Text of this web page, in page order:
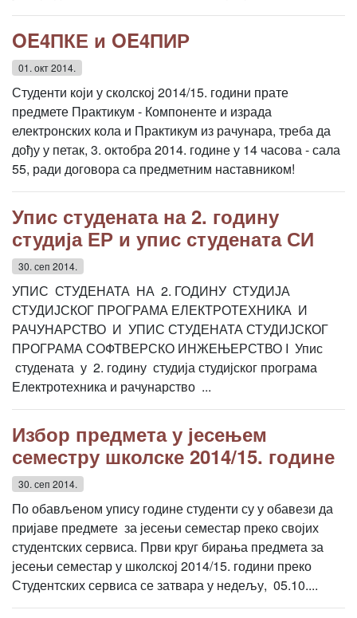
OE4ПКЕ и OE4ПИР
01. окт 2014.
Студенти који у сколској 2014/15. години прате
предмете Практикум - Компоненте и израда
електронских кола и Практикум из рачунара, треба да
дођу у петак, 3. октобра 2014. године у 14 часова - сала
55, ради договора са предметним наставником!
Упис студената на 2. годину
студија ЕР и упис студената СИ
30. сеп 2014.
УПИС СТУДЕНАТА НА 2. ГОДИНУ СТУДИЈА
СТУДИЈСКОГ ПРОГРАМА ЕЛЕКТРОТЕХНИКА И
РАЧУНАРСТВО И УПИС СТУДЕНАТА СТУДИЈСКОГ
ПРОГРАМА СОФТВЕРСКО ИНЖЕЊЕРСТВО I Упис
студената у 2. годину студија студијског програма
Електротехника и рачунарство ...
Избор предмета у јесењем
семестру школске 2014/15. године
30. сеп 2014.
По обављеном упису године студенти су у обавези да
пријаве предмете за јесењи семестар преко својих
студентских сервиса. Први круг бирања предмета за
јесењи семестар у школској 2014/15. години преко
Студентских сервиса се затвара у недељу, 05.10....